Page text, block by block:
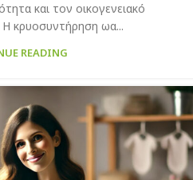
και τον οικογενειακό
κρυοσυντήρηση ωα...
READING